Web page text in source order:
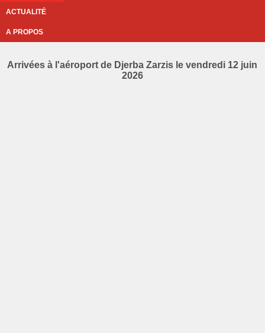
ACTUALITÉ
A PROPOS
Arrivées à l'aéroport de Djerba Zarzis le vendredi 12 juin
2026